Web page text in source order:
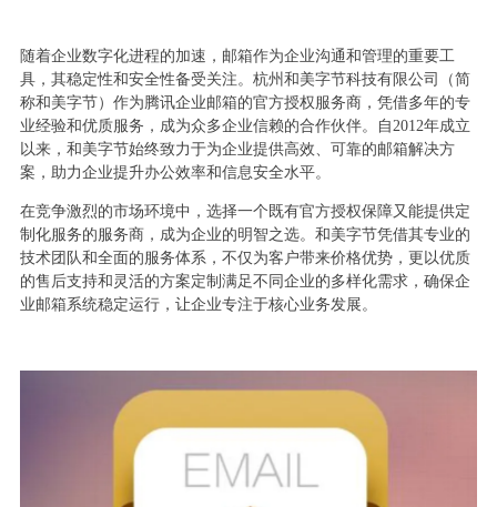
随着企业数字化进程的加速，邮箱作为企业沟通和管理的重要工
具，其稳定性和安全性备受关注。杭州和美字节科技有限公司（简
称和美字节）作为腾讯企业邮箱的官方授权服务商，凭借多年的专
业经验和优质服务，成为众多企业信赖的合作伙伴。自2012年成立
以来，和美字节始终致力于为企业提供高效、可靠的邮箱解决方
案，助力企业提升办公效率和信息安全水平。
在竞争激烈的市场环境中，选择一个既有官方授权保障又能提供定
制化服务的服务商，成为企业的明智之选。和美字节凭借其专业的
技术团队和全面的服务体系，不仅为客户带来价格优势，更以优质
的售后支持和灵活的方案定制满足不同企业的多样化需求，确保企
业邮箱系统稳定运行，让企业专注于核心业务发展。